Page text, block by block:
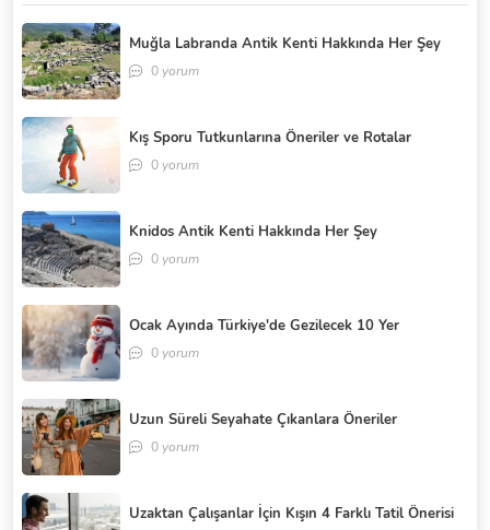
Muğla Labranda Antik Kenti Hakkında Her Şey
0 yorum
Kış Sporu Tutkunlarına Öneriler ve Rotalar
0 yorum
Knidos Antik Kenti Hakkında Her Şey
0 yorum
Ocak Ayında Türkiye'de Gezilecek 10 Yer
0 yorum
Uzun Süreli Seyahate Çıkanlara Öneriler
0 yorum
Uzaktan Çalışanlar İçin Kışın 4 Farklı Tatil Önerisi